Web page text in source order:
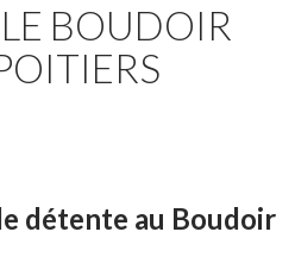
BOUDOIR
détente au Boudoir